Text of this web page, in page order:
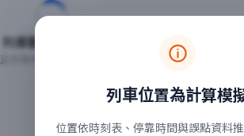
台鐵列車即時位置地圖
本頁顯示目前全台鐵運行中的列車位置，
常用查詢：
、台中車站即
台鐵即時動態
列車位置為計算模
位置依時刻表、停靠時間與誤點資料
列車動態載入中…